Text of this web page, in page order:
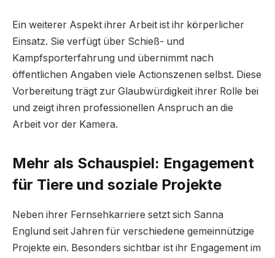
Ein weiterer Aspekt ihrer Arbeit ist ihr körperlicher
Einsatz. Sie verfügt über Schieß- und
Kampfsporterfahrung und übernimmt nach
öffentlichen Angaben viele Actionszenen selbst. Diese
Vorbereitung trägt zur Glaubwürdigkeit ihrer Rolle bei
und zeigt ihren professionellen Anspruch an die
Arbeit vor der Kamera.
Mehr als Schauspiel: Engagement
für Tiere und soziale Projekte
Neben ihrer Fernsehkarriere setzt sich Sanna
Englund seit Jahren für verschiedene gemeinnützige
Projekte ein. Besonders sichtbar ist ihr Engagement im